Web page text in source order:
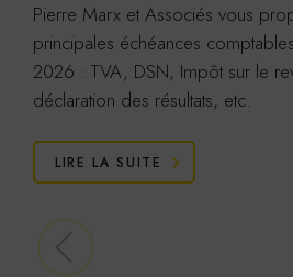
Pierre Marx et Associés vous
principales échéances
2026 : TVA, DSN, Impôt sur le
déclaration des résultats, etc.
LIRE LA SUITE